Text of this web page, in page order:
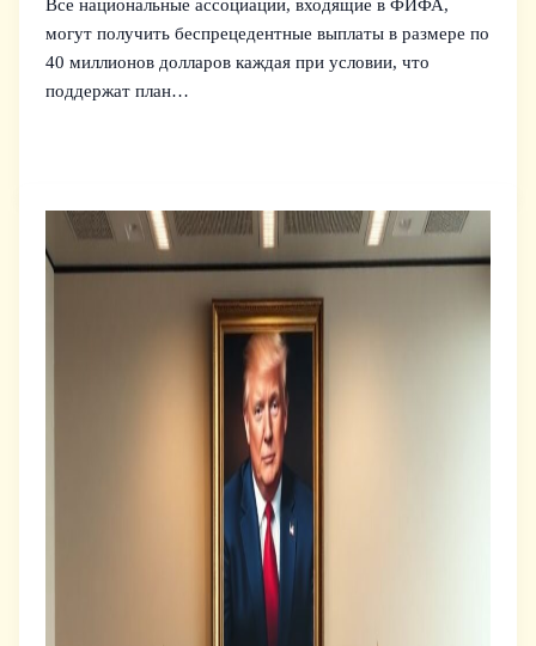
Все национальные ассоциации, входящие в ФИФА,
могут получить беспрецедентные выплаты в размере по
40 миллионов долларов каждая при условии, что
поддержат план…